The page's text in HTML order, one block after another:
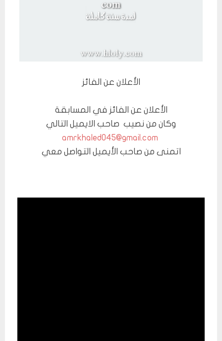
الأعلان عن الفائز
الأعلان عن الفائز في المسابقة
وكان من نصيب صاحب الايميل التالي
اتمنى من صاحب الأيميل التواصل معي